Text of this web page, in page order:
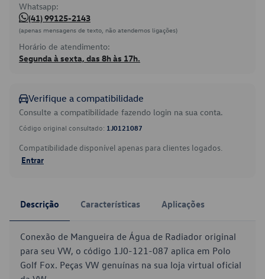
Whatsapp:
(41) 99125-2143
(apenas mensagens de texto, não atendemos ligações)
Horário de atendimento:
Segunda à sexta, das 8h às 17h.
Verifique a compatibilidade
Consulte a compatibilidade fazendo login na sua conta.
Código original consultado: 1J0121087
Compatibilidade disponível apenas para clientes logados.
Entrar
Descrição Características Aplicações
Conexão de Mangueira de Água de Radiador original
para seu VW, o código 1J0-121-087 aplica em Polo
Golf Fox. Peças VW genuínas na sua loja virtual oficial